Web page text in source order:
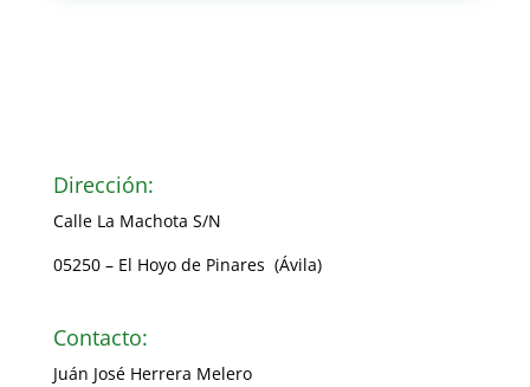
Dirección:
Calle La Machota S/N
05250 – El Hoyo de Pinares (Ávila)
Contacto:
Juán José Herrera Melero